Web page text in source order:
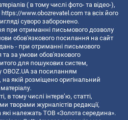
( в тому числі фото- та відео-),
https://www.obozrevatel.com та всіх його
суворо заборонено.
при отриманні письмового дозволу
обов'язкового посилання на сайт
- при отриманні письмового
та за умови обов'язкового
для пошукових систем,
OBOZ.UA за посиланням
, на якій розміщено оригінальний
в тому числі інтерв’ю, статті,
творами журналістів редакції,
належать ТОВ «Золота середина».